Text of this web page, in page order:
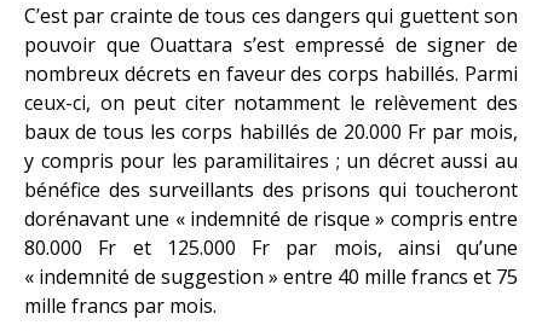
C’est par crainte de tous ces dangers qui guettent son
pouvoir que Ouattara s’est empressé de signer de
nombreux décrets en faveur des corps habillés. Parmi
ceux-ci, on peut citer notamment le relèvement des
baux de tous les corps habillés de 20.000 Fr par mois,
y compris pour les paramilitaires ; un décret aussi au
bénéfice des surveillants des prisons qui toucheront
dorénavant une « indemnité de risque » compris entre
80.000 Fr et 125.000 Fr par mois, ainsi qu’une
« indemnité de suggestion » entre 40 mille francs et 75
mille francs par mois.